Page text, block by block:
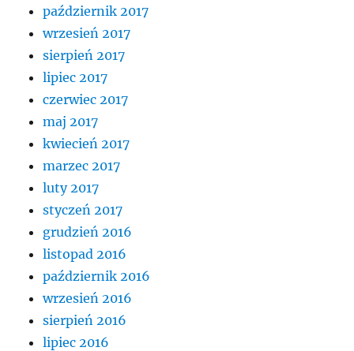
październik 2017
wrzesień 2017
sierpień 2017
lipiec 2017
czerwiec 2017
maj 2017
kwiecień 2017
marzec 2017
luty 2017
styczeń 2017
grudzień 2016
listopad 2016
październik 2016
wrzesień 2016
sierpień 2016
lipiec 2016